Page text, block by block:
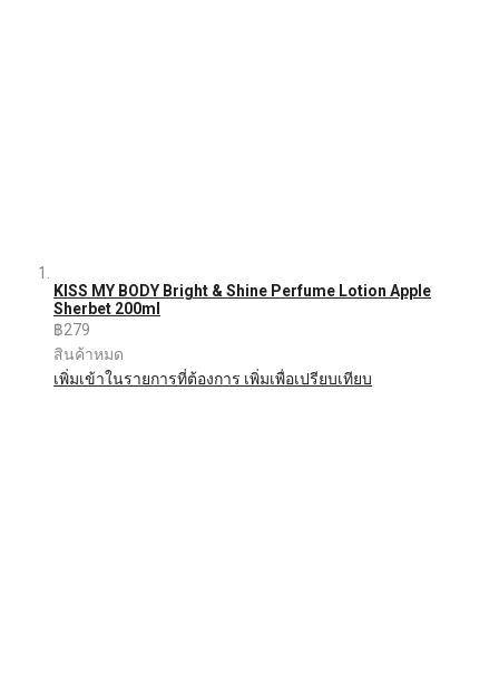
KISS MY BODY Bright & Shine Perfume Lotion Apple
Sherbet 200ml
฿279
สินค้าหมด
เพิ่มเข้าในรายการที่ต้องการ เพิ่มเพื่อเปรียบเทียบ